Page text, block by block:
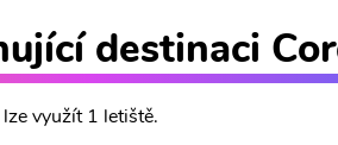
destinaci
využít 1 letiště.